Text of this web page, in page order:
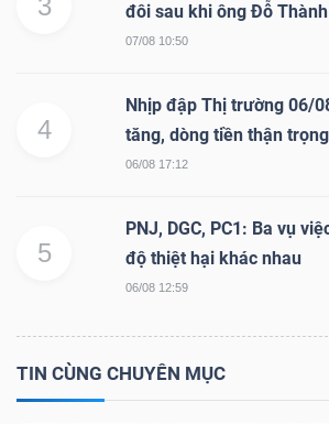
3 đôi sau khi ông Đỗ
07/08 10:50
4
Nhịp đập Thị trường 06/
tăng, dòng tiền thận
06/08 17:12
5
PNJ, DGC, PC1: Ba vụ
độ thiệt hại khác nhau
06/08 12:59
TIN CÙNG CHUYÊN MỤC